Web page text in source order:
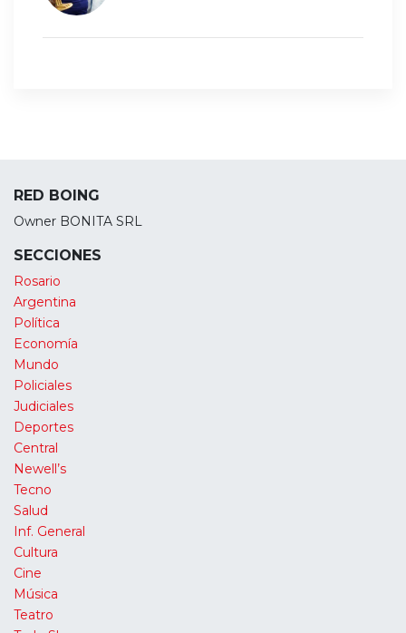
RED BOING
Owner BONITA SRL
SECCIONES
Rosario
Argentina
Política
Economía
Mundo
Policiales
Judiciales
Deportes
Central
Newell’s
Tecno
Salud
Inf. General
Cultura
Cine
Música
Teatro